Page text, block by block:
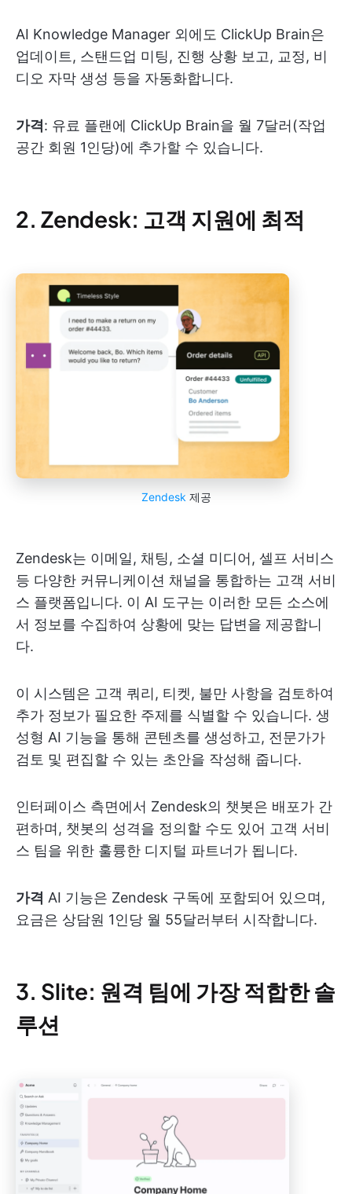
AI Knowledge Manager 외에도 ClickUp Brain은
업데이트, 스탠드업 미팅, 진행 상황 보고, 교정, 비
디오 자막 생성 등을 자동화합니다.
가격: 유료 플랜에 ClickUp Brain을 월 7달러(작업
공간 회원 1인당)에 추가할 수 있습니다.
2. Zendesk: 고객 지원에 최적
Zendesk 제공
Zendesk는 이메일, 채팅, 소셜 미디어, 셀프 서비스
등 다양한 커뮤니케이션 채널을 통합하는 고객 서비
스 플랫폼입니다. 이 AI 도구는 이러한 모든 소스에
서 정보를 수집하여 상황에 맞는 답변을 제공합니
다.
이 시스템은 고객 쿼리, 티켓, 불만 사항을 검토하여
추가 정보가 필요한 주제를 식별할 수 있습니다. 생
성형 AI 기능을 통해 콘텐츠를 생성하고, 전문가가
검토 및 편집할 수 있는 초안을 작성해 줍니다.
인터페이스 측면에서 Zendesk의 챗봇은 배포가 간
편하며, 챗봇의 성격을 정의할 수도 있어 고객 서비
스 팀을 위한 훌륭한 디지털 파트너가 됩니다.
가격 AI 기능은 Zendesk 구독에 포함되어 있으며,
요금은 상담원 1인당 월 55달러부터 시작합니다.
3. Slite: 원격 팀에 가장 적합한 솔
루션